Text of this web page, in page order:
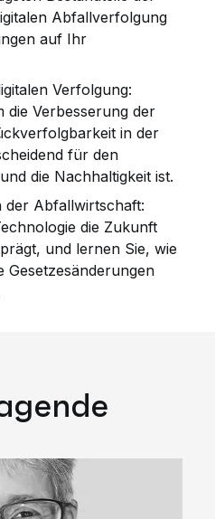
Abfallverfolgung
auf Ihr
Verfolgung:
die Verbesserung der
in der
für den
die Nachhaltigkeit ist.
der Abfallwirtschaft:
die Zukunft
und lernen Sie, wie
Gesetzesänderungen